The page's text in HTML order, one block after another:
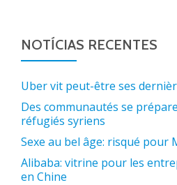
NOTÍCIAS RECENTES
Uber vit peut-être ses
Des communautés se
réfugiés syriens
Sexe au bel âge: risqué pour
Alibaba: vitrine pour les
en Chine